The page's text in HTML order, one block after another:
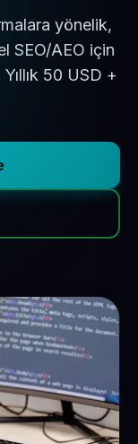
yönelik,
SEO/AEO için
50 USD +